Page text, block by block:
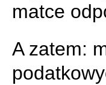
matce
A zatem: